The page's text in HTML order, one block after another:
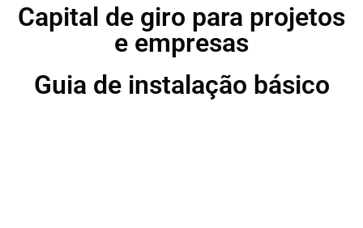
Capital de giro para projetos
e empresas
Guia de instalação básico